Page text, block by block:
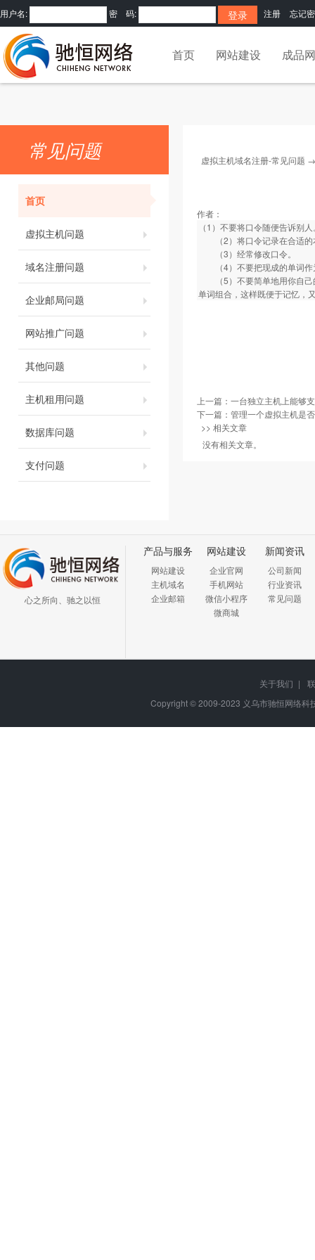
用户名: 密 码: 注册 忘记
首页 网站建设 成品
常见问题
首页
虚拟主机问题
域名注册问题
企业邮局问题
网站推广问题
其他问题
主机租用问题
数据库问题
支付问题
虚拟主机域名注册-常见问题
作者：
（1）不要将口令随便告诉别
（2）将口令记录在合适的
（3）经常修改口令。
（4）不要把现成的单词作
（5）不要简单地用你自己
单词组合，这样既便于记忆，
上一篇： 一台独立主机上能够
下一篇： 管理一个虚拟主机是
>> 相关文章
没有相关文章。
心之所向、驰之以恒
产品与服务
网站建设
主机域名
企业邮箱
网站建设
企业官网
手机网站
微信小程序
微商城
新闻资讯
公司新闻
行业资讯
常见问题
关于我们 |
Copyright © 2009-2023 义乌市驰恒网络科